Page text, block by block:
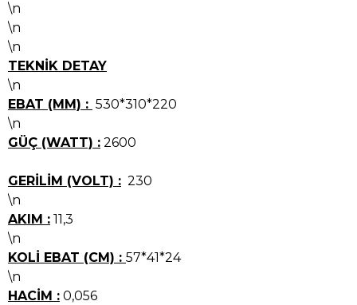
\n
\n
\n
TEKNİK DETAY
\n
EBAT (MM) : 530*310*220
\n
GÜÇ (WATT) : 2600
GERİLİM (VOLT) : 230
\n
AKIM : 11,3
\n
KOLİ EBAT (CM) : 57*41*24
\n
HACİM : 0,056